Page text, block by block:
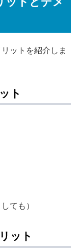
ットを紹介しま
ト
ても）
ット